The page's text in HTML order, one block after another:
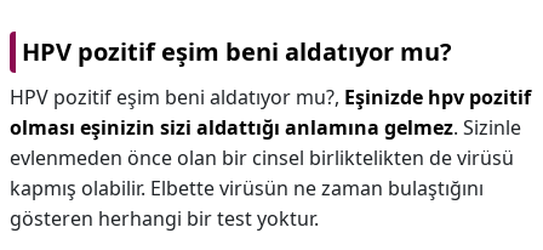
HPV pozitif eşim beni aldatıyor mu?
HPV pozitif eşim beni aldatıyor mu?, Eşinizde hpv pozitif
olması eşinizin sizi aldattığı anlamına gelmez. Sizinle
evlenmeden önce olan bir cinsel birliktelikten de virüsü
kapmış olabilir. Elbette virüsün ne zaman bulaştığını
gösteren herhangi bir test yoktur.